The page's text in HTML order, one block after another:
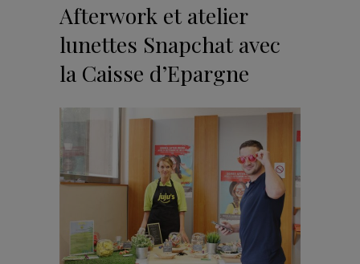
Afterwork et atelier
lunettes Snapchat avec
la Caisse d’Epargne